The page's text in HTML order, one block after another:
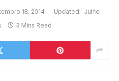
18, 2014 Updated: Julho
3 Mins Read